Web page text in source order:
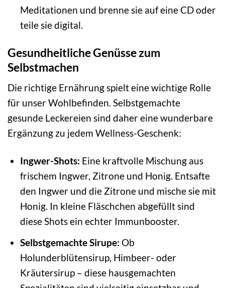
Meditationen und brenne sie auf eine CD oder
teile sie digital.
Gesundheitliche Genüsse zum
Selbstmachen
Die richtige Ernährung spielt eine wichtige Rolle
für unser Wohlbefinden. Selbstgemachte
gesunde Leckereien sind daher eine wunderbare
Ergänzung zu jedem Wellness-Geschenk:
Ingwer-Shots: Eine kraftvolle Mischung aus
frischem Ingwer, Zitrone und Honig. Entsafte
den Ingwer und die Zitrone und mische sie mit
Honig. In kleine Fläschchen abgefüllt sind
diese Shots ein echter Immunbooster.
Selbstgemachte Sirupe: Ob
Holunderblütensirup, Himbeer- oder
Kräutersirup – diese hausgemachten